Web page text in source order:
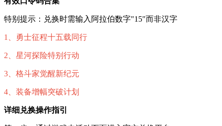
特别提示：兑换时需输入阿拉伯数字"15"而非汉字
1、勇士征程十五载同行
2、星河探险特别行动
3、格斗家觉醒新纪元
4、装备增幅突破计划
详细兑换操作指引